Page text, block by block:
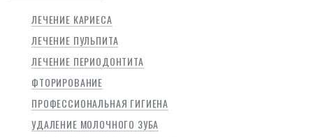
ЛЕЧЕНИЕ КАРИЕСА
ЛЕЧЕНИЕ ПУЛЬПИТА
ЛЕЧЕНИЕ ПЕРИОДОНТИТА
ФТОРИРОВАНИЕ
ПРОФЕССИОНАЛЬНАЯ ГИГИЕНА
УДАЛЕНИЕ МОЛОЧНОГО ЗУБА